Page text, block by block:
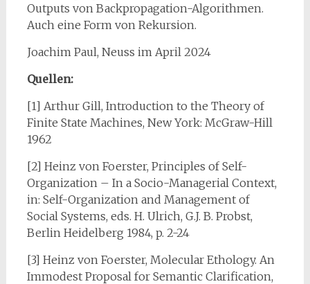
Outputs von Backpropagation-Algorithmen.
Auch eine Form von Rekursion.
Joachim Paul, Neuss im April 2024
Quellen:
[1] Arthur Gill, Introduction to the Theory of
Finite State Machines, New York: McGraw-Hill
1962
[2] Heinz von Foerster, Principles of Self-
Organization – In a Socio-Managerial Context,
in: Self-Organization and Management of
Social Systems, eds. H. Ulrich, G.J. B. Probst,
Berlin Heidelberg 1984, p. 2-24
[3] Heinz von Foerster, Molecular Ethology. An
Immodest Proposal for Semantic Clarification,